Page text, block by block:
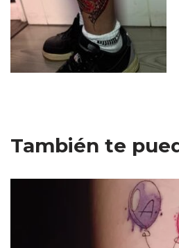
También te